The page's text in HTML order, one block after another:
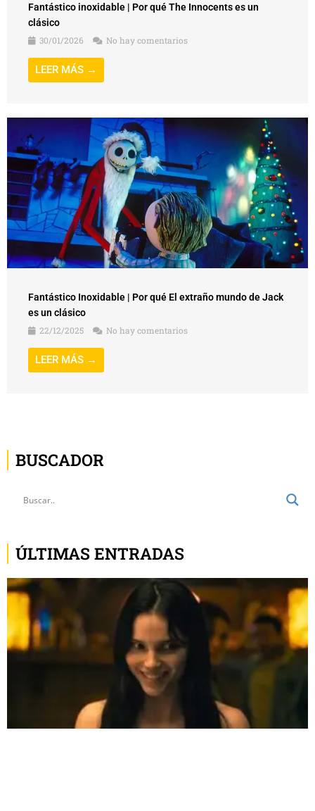
Fantástico inoxidable | Por qué The Innocents es un
clásico
30/01/2026
No hay comentarios
LEER MÁS →
Fantástico Inoxidable | Por qué El extraño mundo de Jack
es un clásico
22/12/2025
No hay comentarios
LEER MÁS →
BUSCADOR
ÚLTIMAS ENTRADAS